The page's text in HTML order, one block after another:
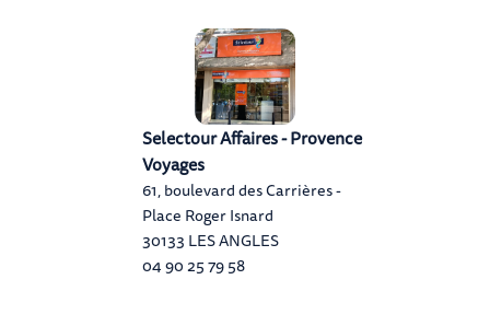
Selectour Affaires - Provence
Voyages
61, boulevard des Carrières -
Place Roger Isnard
30133 LES ANGLES
04 90 25 79 58